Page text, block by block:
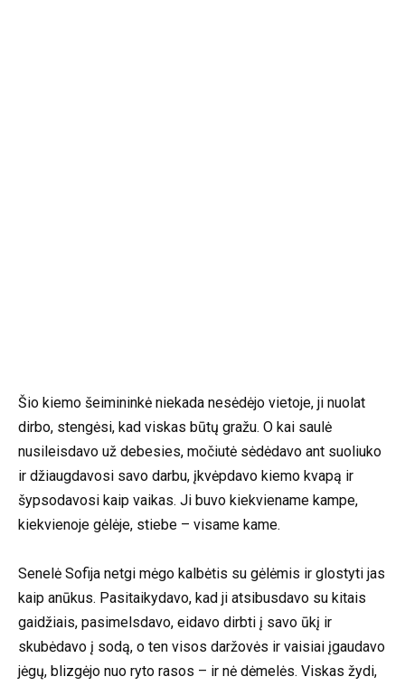
Šio kiemo šeimininkė niekada nesėdėjo vietoje, ji nuolat
dirbo, stengėsi, kad viskas būtų gražu. O kai saulė
nusileisdavo už debesies, močiutė sėdėdavo ant suoliuko
ir džiaugdavosi savo darbu, įkvėpdavo kiemo kvapą ir
šypsodavosi kaip vaikas. Ji buvo kiekviename kampe,
kiekvienoje gėlėje, stiebe – visame kame.
Senelė Sofija netgi mėgo kalbėtis su gėlėmis ir glostyti jas
kaip anūkus. Pasitaikydavo, kad ji atsibusdavo su kitais
gaidžiais, pasimelsdavo, eidavo dirbti į savo ūkį ir
skubėdavo į sodą, o ten visos daržovės ir vaisiai įgaudavo
jėgų, blizgėjo nuo ryto rasos – ir nė dėmelės. Viskas žydi,